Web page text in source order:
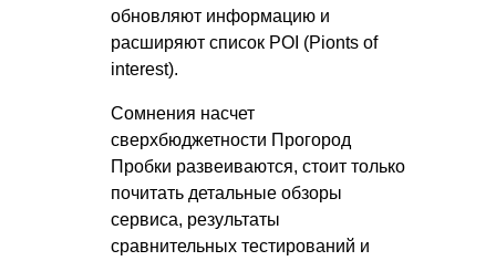
обновляют информацию и
расширяют список POI (Pionts of
interest).
Сомнения насчет
сверхбюджетности Прогород
Пробки развеиваются, стоит только
почитать детальные обзоры
сервиса, результаты
сравнительных тестирований и